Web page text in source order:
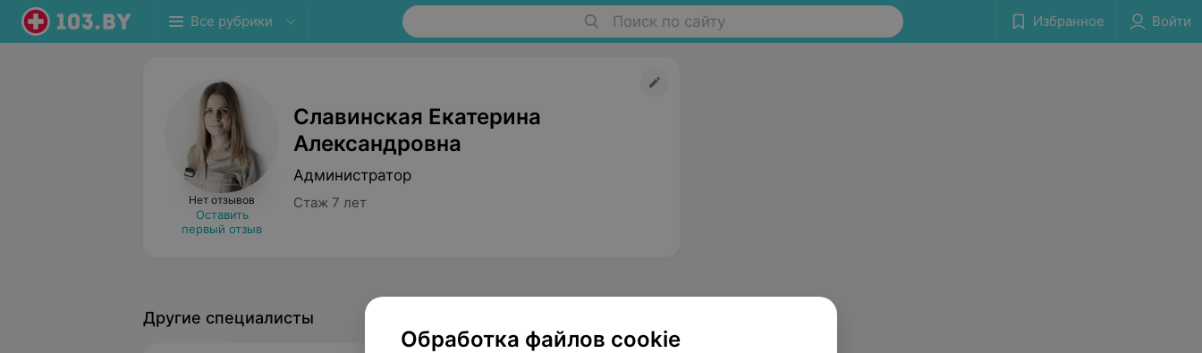
Все рубрики Поиск по сайту Избранное Войти
Нет отзывов
Оставить
первый отзыв
Славинская Екатерина
Александровна
Администратор
Стаж 7 лет
Другие специалисты
Обработка файлов cookie